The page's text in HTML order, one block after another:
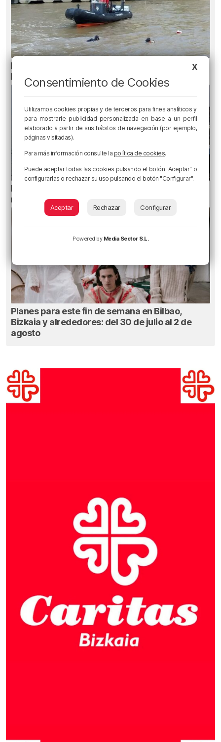
Recuperado el cuerpo sin vida de una mujer en
la ría de Bilbao
El Gobierno Vasco pide «agotar las vías» para
reunir a los menores de Ceuta con sus familias
Planes para este fin de semana en Bilbao,
Bizkaia y alrededores: del 30 de julio al 2 de
agosto
X
Consentimiento de Cookies
Utilizamos cookies propias y de terceros para fines analíticos y
para mostrarle publicidad personalizada en base a un perfil
elaborado a partir de sus hábitos de navegación (por ejemplo,
páginas visitadas).
Para más información consulte la política de cookies.
Puede aceptar todas las cookies pulsando el botón "Aceptar" o
configurarlas o rechazar su uso pulsando el botón "Configurar".
Aceptar Rechazar Configurar
Powered by Media Sector S.L.